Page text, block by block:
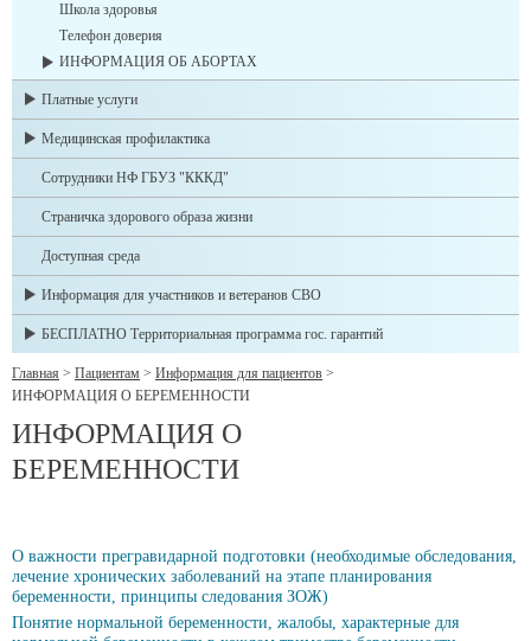
Школа здоровья
Телефон доверия
ИНФОРМАЦИЯ ОБ АБОРТАХ
Платные услуги
Медицинская профилактика
Сотрудники НФ ГБУЗ "КККД"
Страничка здорового образа жизни
Доступная среда
Информация для участников и ветеранов СВО
БЕСПЛАТНО Территориальная программа гос. гарантий
Главная > Пациентам > Информация для пациентов >
ИНФОРМАЦИЯ О БЕРЕМЕННОСТИ
ИНФОРМАЦИЯ О
БЕРЕМЕННОСТИ
О важности прегравидарной подготовки (необходимые обследования,
лечение хронических заболеваний на этапе планирования
беременности, принципы следования ЗОЖ)
Понятие нормальной беременности, жалобы, характерные для